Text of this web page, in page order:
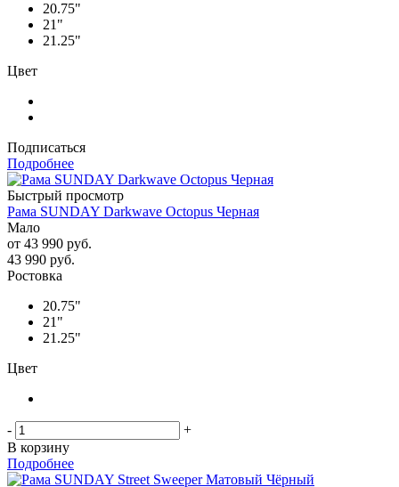
20.75"
21"
21.25"
Цвет
Подписаться
Подробнее
Быстрый просмотр
Рама SUNDAY Darkwave Octopus Черная
Мало
от 43 990 руб.
43 990 руб.
Ростовка
20.75"
21"
21.25"
Цвет
-
+
В корзину
Подробнее